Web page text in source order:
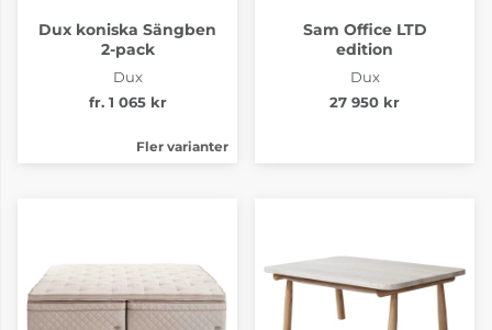
Dux koniska Sängben
2-pack
Dux
fr. 1 065 kr
Fler varianter
Sam Office LTD
edition
Dux
27 950 kr